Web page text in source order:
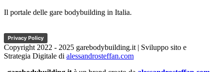
Il portale delle gare bodybuilding in Italia.
Privacy Policy
Copyright 2022 - 2025 garebodybuilding.it | Sviluppo sito e
Strategia Digitale di alessandrosteffan.com